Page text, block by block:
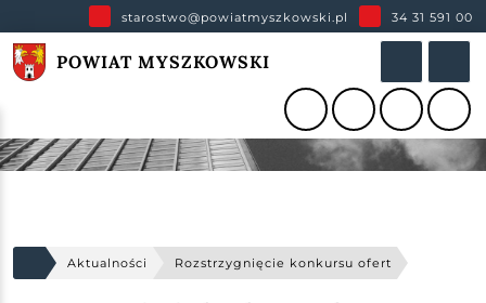
starostwo@powiatmyszkowski.pl 34 31 591 00
POWIAT MYSZKOWSKI
Aktualności Rozstrzygnięcie konkursu ofert